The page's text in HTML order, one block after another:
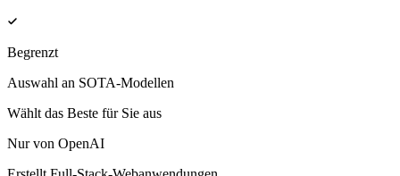
Begrenzt
Auswahl an SOTA-Modellen
Wählt das Beste für Sie aus
Nur von OpenAI